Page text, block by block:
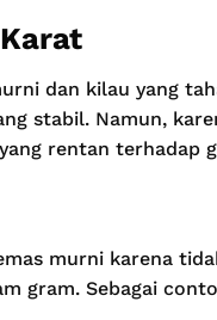
dan kilau yang
stabil. Namun,
rentan terhadap
murni karena
gram. Sebagai